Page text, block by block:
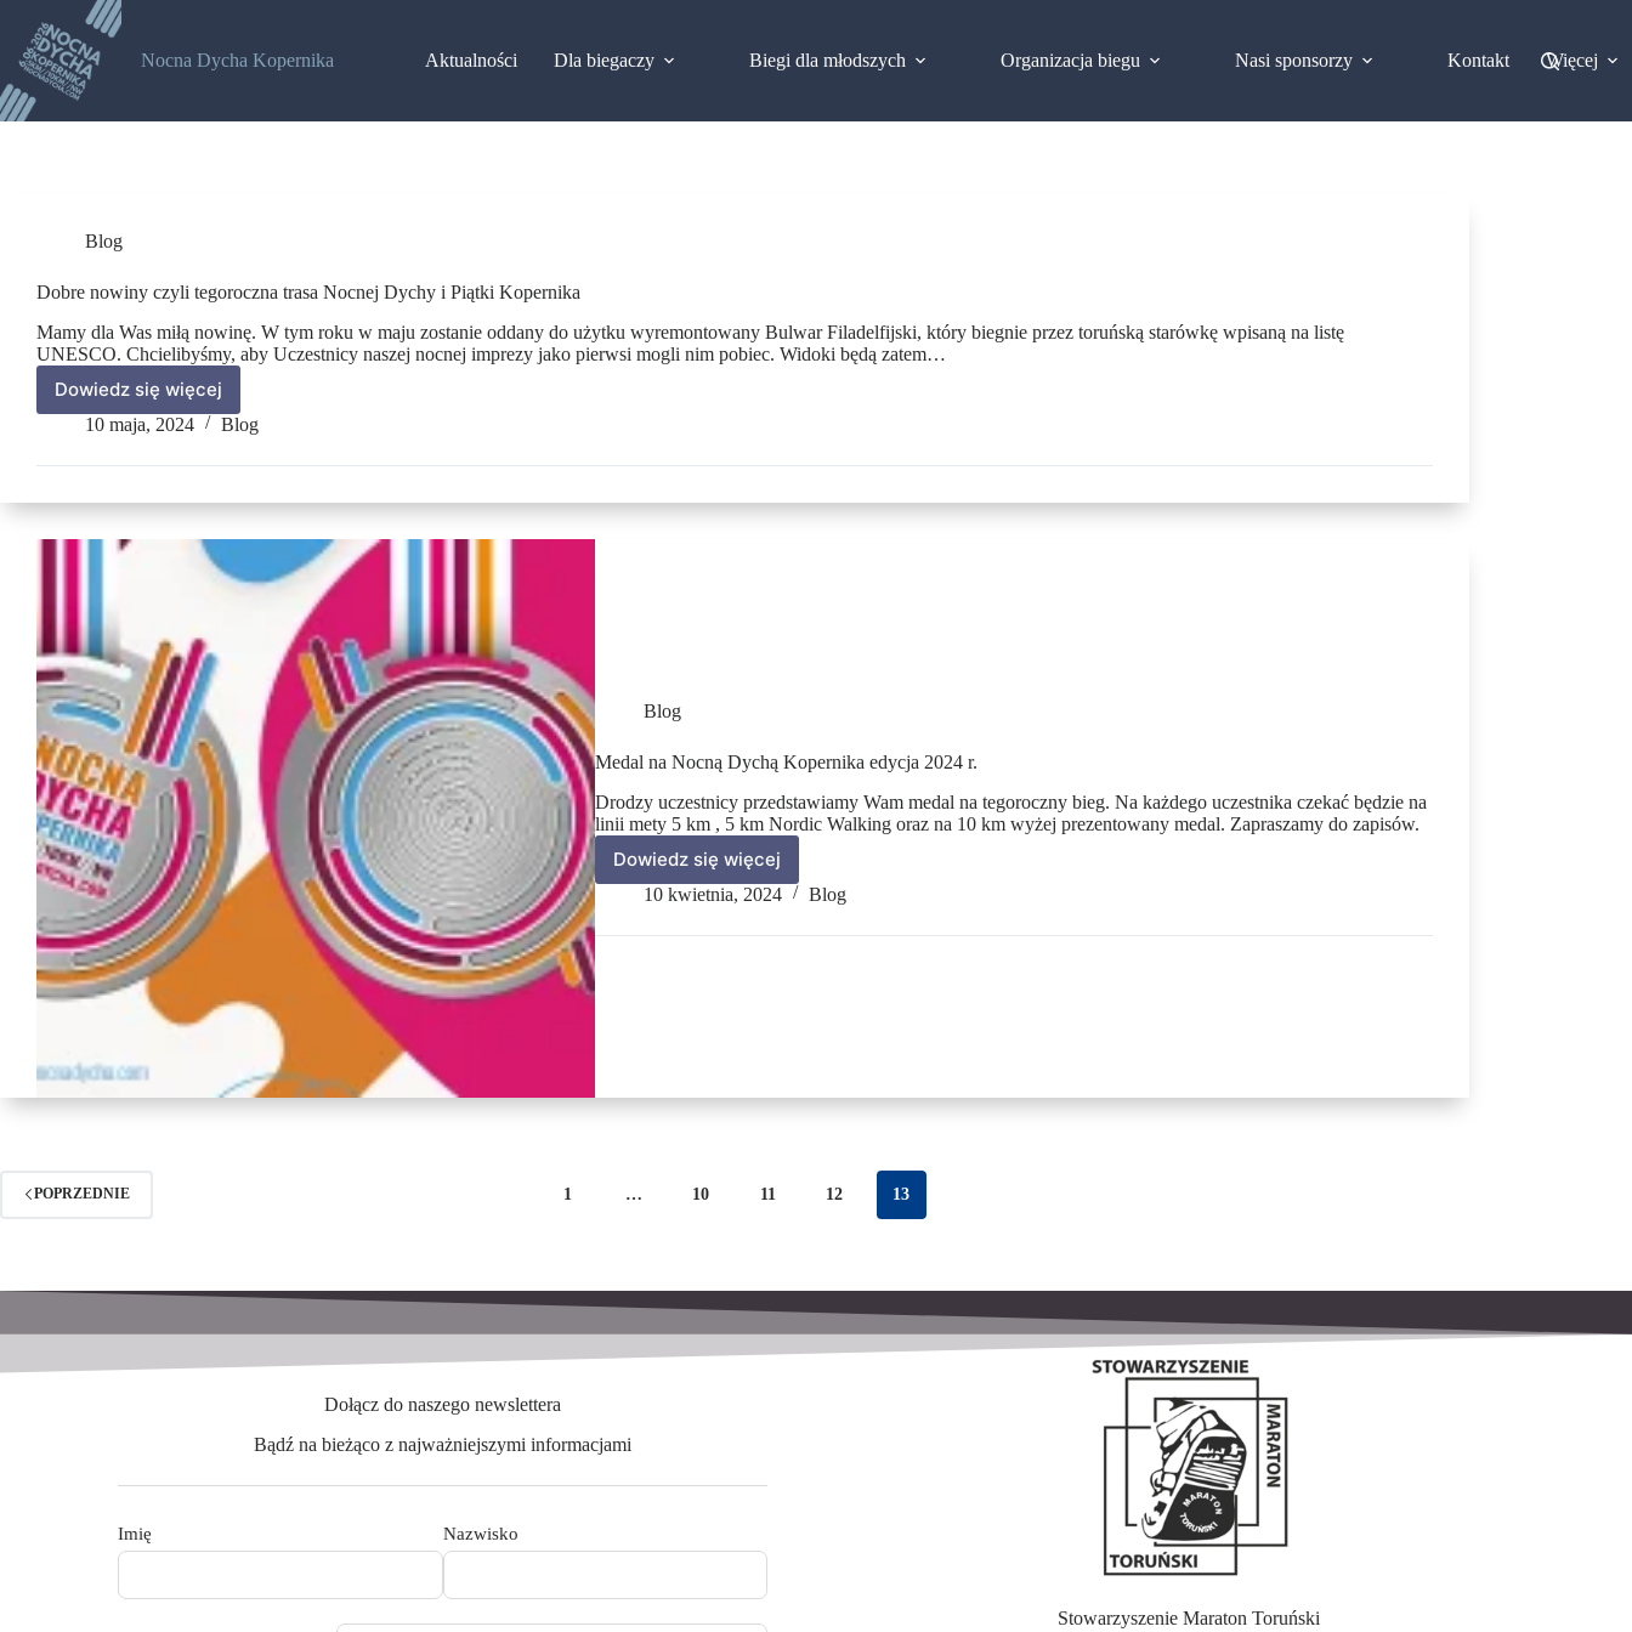
Nocna Dycha Kopernika Aktualności Dla biegaczy Biegi dla młodszych Organizacja biegu Nasi sponsorzy Kontakt Więcej
Blog
Dobre nowiny czyli tegoroczna trasa Nocnej Dychy i Piątki Kopernika
Mamy dla Was miłą nowinę. W tym roku w maju zostanie oddany do użytku wyremontowany Bulwar Filadelfijski, który biegnie przez toruńską starówkę wpisaną na listę
UNESCO. Chcielibyśmy, aby Uczestnicy naszej nocnej imprezy jako pierwsi mogli nim pobiec. Widoki będą zatem…
Dowiedz się więcej
10 maja, 2024 Blog
Blog
Medal na Nocną Dychą Kopernika edycja 2024 r.
Drodzy uczestnicy przedstawiamy Wam medal na tegoroczny bieg. Na każdego uczestnika czekać będzie na
linii mety 5 km , 5 km Nordic Walking oraz na 10 km wyżej prezentowany medal. Zapraszamy do zapisów.
Dowiedz się więcej
10 kwietnia, 2024 Blog
POPRZEDNIE 1 … 10 11 12 13
Dołącz do naszego newslettera
Bądź na bieżąco z najważniejszymi informacjami
Imię Nazwisko
Stowarzyszenie Maraton Toruński